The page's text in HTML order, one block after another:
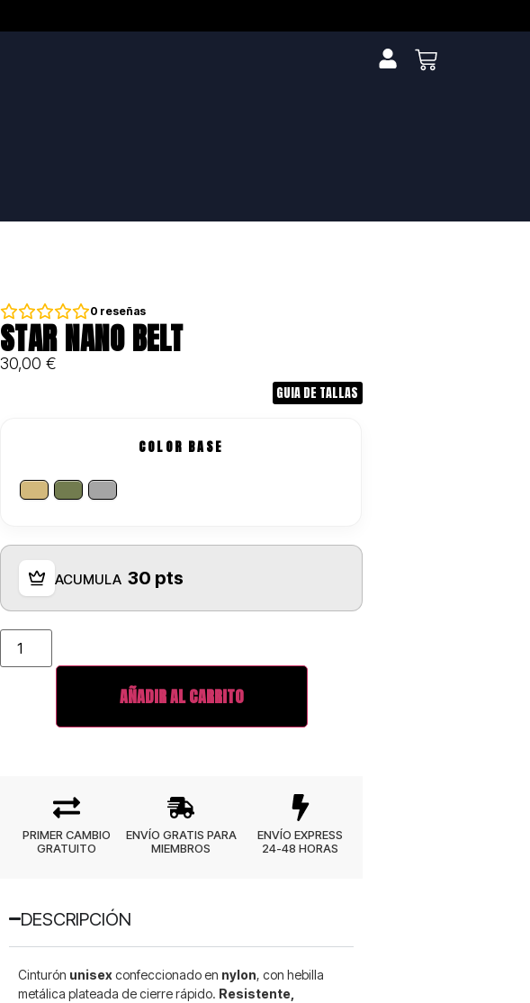
0 reseñas
STAR NANO BELT
30,00 €
GUIA DE TALLAS
COLOR BASE
ACUMULA 30 pts
AÑADIR AL CARRITO
DESCRIPCIÓN
Cinturón unisexconfeccionado en nylon, con hebilla
metálica plateada de cierre rápido. Resistente,
PRIMER CAMBIO
GRATUITO
ENVÍO GRATIS PARA
MIEMBROS
ENVÍO EXPRESS
24-48 HORAS